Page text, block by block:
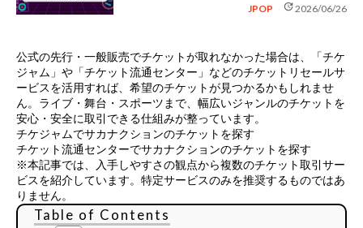
JPOP update2026/06/26
公式の先行・一般販売でチケットが取れなかった場合は、
「チケ
ジャム」や「チケット流通センター」などのチケットリセールサ
ービスを活用すれば、希望のチケットが見つかるかもしれませ
ん。ライブ・舞台・スポーツまで、幅広いジャンルのチケットを
安心・安全に取引できる仕組みが整っています。
チケジャムでサカナクションのチケットを探す
チケット流通センターでサカナクションのチケットを探す
※本記事では、入手しやすさの観点から複数のチケット取引サー
ビスを紹介しています。特定サービスのみを推奨するものではあ
りません。
Table of Contents